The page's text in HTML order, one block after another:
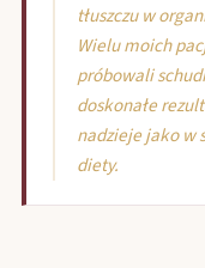
tłuszczu w
Wielu moich
próbowali
doskonałe
nadzieje jako w
diety.